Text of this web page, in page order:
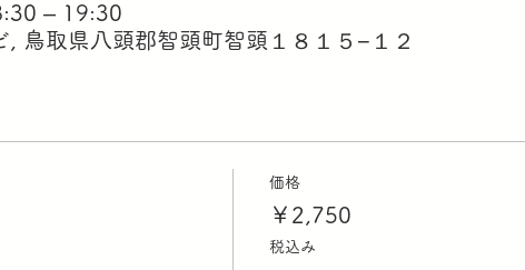
– 19:30
, 鳥取県八頭郡智頭町智頭１８１５−１２
価格
￥2,750
税込み